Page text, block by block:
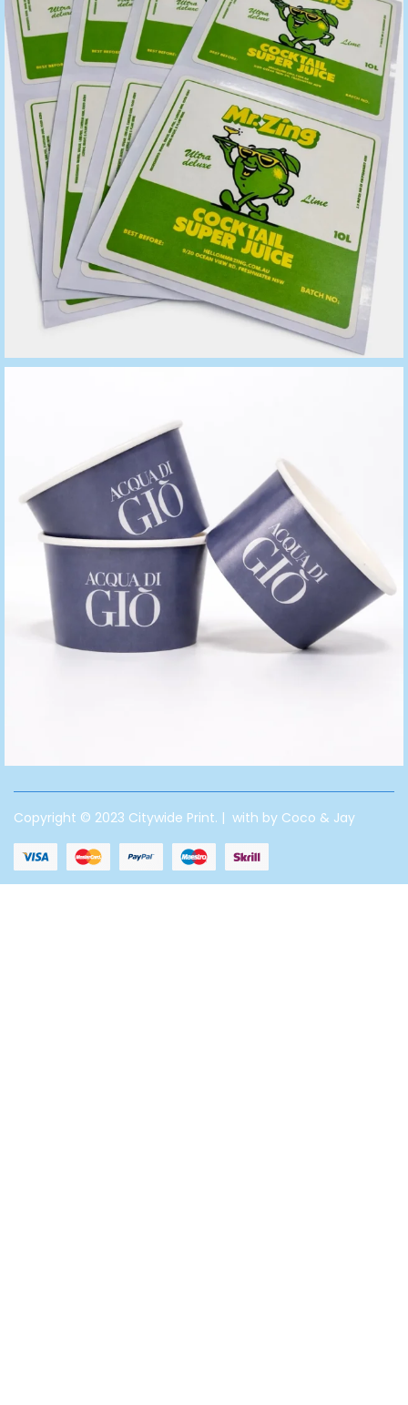
Copyright © 2023 Citywide Print. | with by Coco & Jay